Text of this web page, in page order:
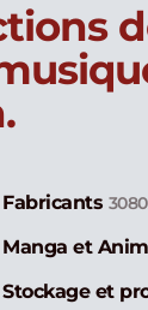
Fabricants
Manga et
Stockage et